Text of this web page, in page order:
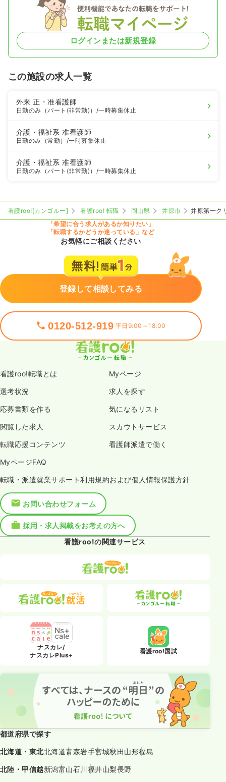
ログインまたは新規登録
この施設の求人一覧
外来正・准看護師
日勤のみ（パート(非常勤)） /一時募集休止
介護・福祉系准看護師
日勤のみ（常勤） /一時募集休止
介護・福祉系准看護師
日勤のみ（パート(非常勤)） /一時募集休止
看護roo![カンゴルー] 看護roo! 転職 岡山県 井原市
井原第一ク
「希望に合う求人があるか知りたい」
「転職するかどうか迷っている」など
お気軽にご相談ください
登録して相談してみる
0120-512-919 平日9:00～18:00
看護roo!転職とは Myページ
選考状況 求人を探す
応募書類を作る 気になるリスト
閲覧した求人 スカウトサービス
転職応援コンテンツ 看護師派遣で働く
MyページFAQ
転職・派遣就業サポート利用規約および個人情報保護方針
お問い合わせフォーム
採用・求人掲載をお考えの方へ
看護roo!の関連サービス
ナスカレ/
ナスカレPlus+
看護roo!国試
都道府県で探す
北海道・東北北海道青森岩手宮城秋田山形福島
北陸・甲信越新潟富山石川福井山梨長野